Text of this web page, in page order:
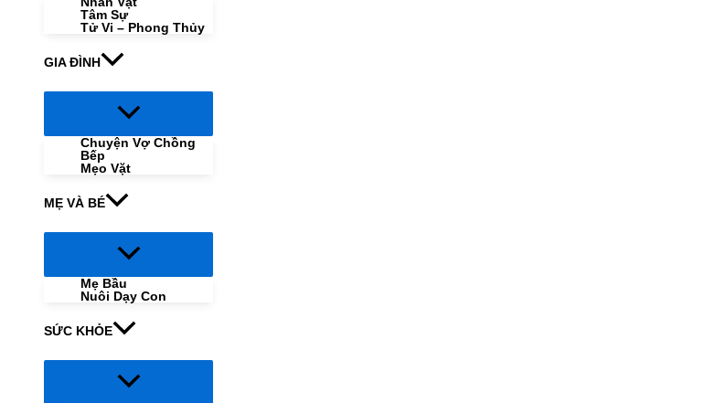
Tâm Sự
Tử Vi – Phong Thủy
GIA ĐÌNH
Menu
Chuyện Vợ Chồng
Bếp
Mẹo Vặt
MẸ VÀ BÉ
Menu
Mẹ Bầu
Nuôi Dạy Con
SỨC KHỎE
Menu